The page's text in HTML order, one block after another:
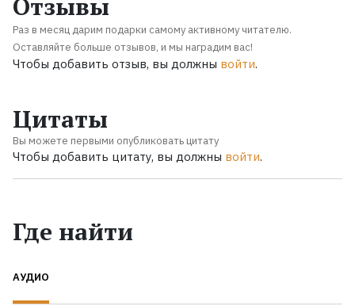
Раз в месяц дарим подарки самому активному читателю.
Оставляйте больше отзывов, и мы наградим вас!
Чтобы добавить отзыв, вы должны войти.
Цитаты
Вы можете первыми опубликовать цитату
Чтобы добавить цитату, вы должны войти.
Где найти
АУДИО